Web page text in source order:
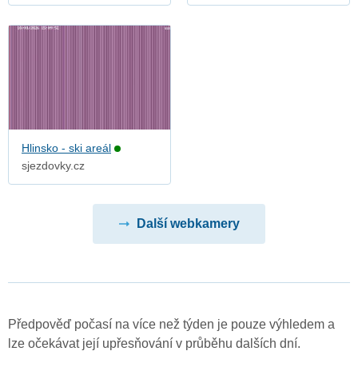
Hlinsko - ski areál
sjezdovky.cz
Další webkamery
Předpověď počasí na více než týden je pouze výhledem a
lze očekávat její upřesňování v průběhu dalších dní.